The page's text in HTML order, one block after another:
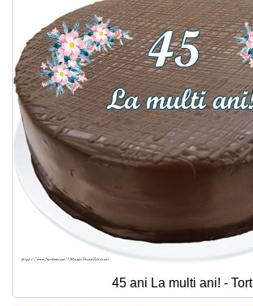
45 ani La multi ani! - Tort